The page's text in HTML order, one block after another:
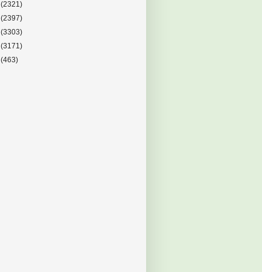
(2321)
(2397)
(3303)
(3171)
(463)